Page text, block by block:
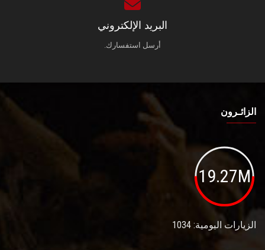
البريد الإلكتروني
أرسل استفسارك.
الزائـرون
19.27M
الزيارات اليومية: 1034